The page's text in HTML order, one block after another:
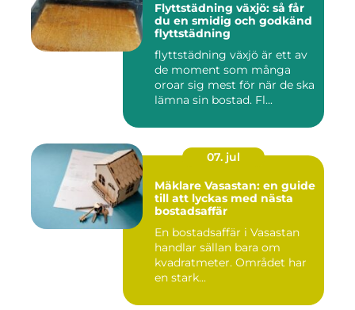
Flyttstädning växjö: så får
du en smidig och godkänd
flyttstädning
flyttstädning växjö är ett av
de moment som många
oroar sig mest för när de ska
lämna sin bostad. Fl...
07. jul
Mäklare Vasastan: en guide
till att lyckas med nästa
bostadsaffär
En bostadsaffär i Vasastan
handlar sällan bara om
kvadratmeter. Området har
en stark...